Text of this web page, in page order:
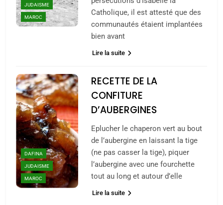
JUDAISME
MAROC
Catholique, il est attesté que des
communautés étaient implantées
bien avant
Lire la suite
DAFINA
JUDAISME
MAROC
RECETTE DE LA
CONFITURE
D’AUBERGINES
Eplucher le chaperon vert au bout
de l’aubergine en laissant la tige
(ne pas casser la tige), piquer
l’aubergine avec une fourchette
tout au long et autour d’elle
Lire la suite